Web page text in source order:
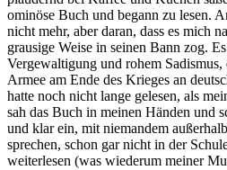
ominöse Buch und begann zu lesen.
nicht mehr, aber daran, dass es mich
grausige Weise in seinen Bann zog.
Vergewaltigung und rohem Sadismus,
Armee am Ende des Krieges an
hatte noch nicht lange gelesen, als
sah das Buch in meinen Händen und
und klar ein, mit niemandem
sprechen, schon gar nicht in der
weiterlesen (was wiederum meiner